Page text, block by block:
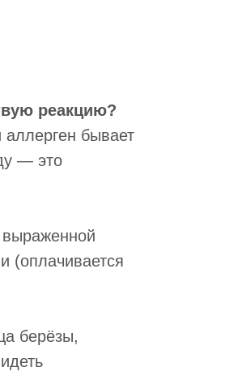
реакцию?
бывает
— это
(оплачивается
берёзы,